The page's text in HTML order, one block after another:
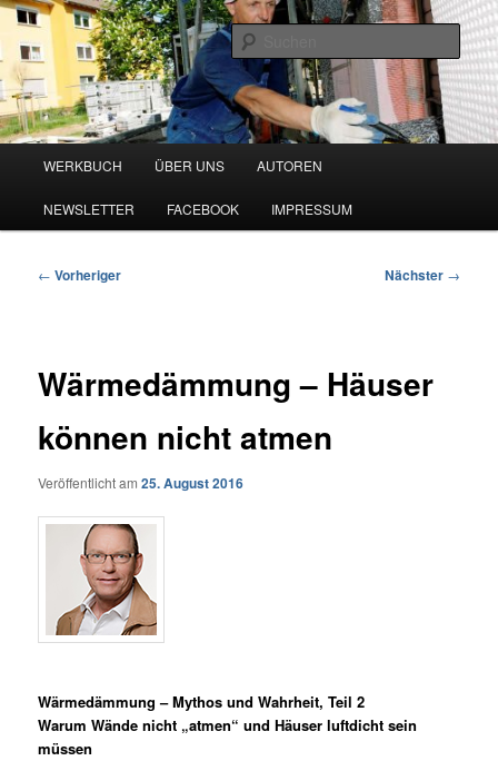
Zum
primären
Inhalt
springenWerkbuch Online
Blog zu den Themen Energieeffizienz und Digitalisierung
WERKBUCH ÜBER UNS AUTOREN
NEWSLETTER FACEBOOK IMPRESSUM
Beitragsnavigation
← Vorheriger Nächster →
Wärmedämmung – Häuser
können nicht atmen
Veröffentlicht am25. August 2016
Wärmedämmung – Mythos und Wahrheit, Teil 2
Warum Wände nicht „atmen“ und Häuser luftdicht sein
müssen